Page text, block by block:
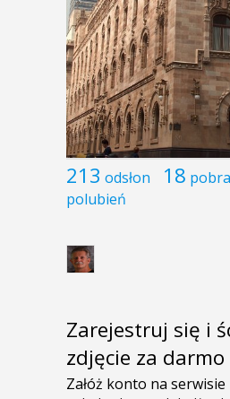
213 odsłon 18
polubień
Zarejestruj się i
zdjęcie za darmo